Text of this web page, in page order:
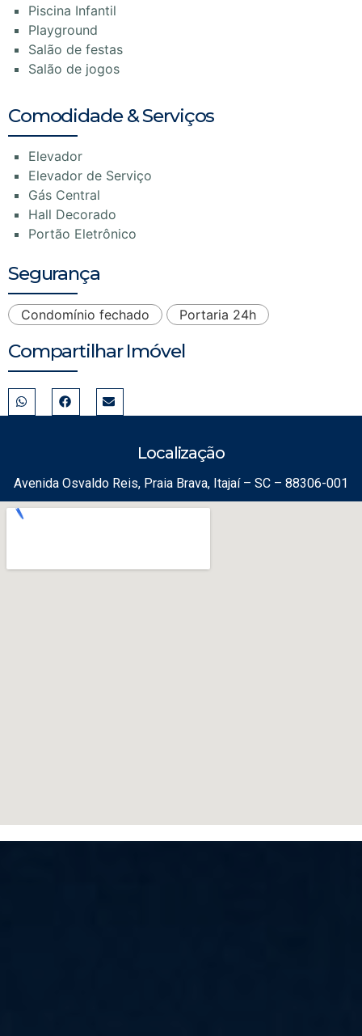
Piscina Infantil
Playground
Salão de festas
Salão de jogos
Comodidade & Serviços
Elevador
Elevador de Serviço
Gás Central
Hall Decorado
Portão Eletrônico
Segurança
Condomínio fechado Portaria 24h
Compartilhar Imóvel
Localização
Avenida Osvaldo Reis, Praia Brava, Itajaí – SC – 88306-001